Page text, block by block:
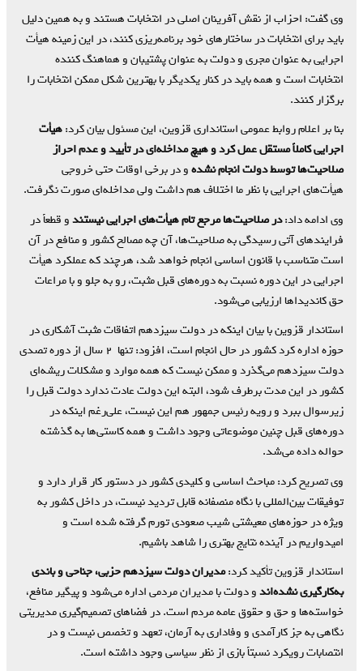
وی گفت: احزاب از نقش آفرینان اصلی در انتخابات هستند و به همین دلیل
باید برای انتخابات در ساختارهای خود برنامه‌ریزی کنند، در این زمینه هیأت
اجرایی به عنوان مجری و دولت به عنوان پشتیبان و هماهنگ کننده
انتخابات است و همه باید در کنار یکدیگر با بهترین شکل ممکن انتخابات را
برگزار کنند.
بنا بر اعلام روابط عمومی استانداری قزوین، این مسئول بیان کرد:هیأت
اجرایی کاملاً مستقل عمل کرد و هیچ مداخله‌ای در تأیید و عدم احراز
صلاحیت‌ها توسط دولت انجام نشدهو در برخی اوقات حتی خروجی
هیأت‌های اجرایی با نظر ما اختلاف هم داشت ولی مداخله‌ای صورت نگرفت.
وی ادامه داد:در صلاحیت‌ها مرجع تام هیأت‌های اجرایی نیستندو قطعاً در
فرایندهای آتی رسیدگی به صلاحیت‌ها، آن چه مصالح کشور و منافع در آن
است متناسب با قانون اساسی انجام خواهد شد، هرچند که عملکرد هیأت
اجرایی در این دوره نسبت به‌ دوره‌های قبل مثبت، رو به جلو و با مراعات
حق کاندیداها ارزیابی می‌شود.
استاندار قزوین با بیان اینکه در دولت سیزدهم اتفاقات مثبت آشکاری در
حوزه اداره کرد کشور در حال انجام است، افزود: تنها ۲ سال از دوره تصدی
دولت سیزدهم می‌گذرد و ممکن نیست که همه موارد و مشکلات ریشه‌ای
کشور در این مدت برطرف شود، البته این دولت عادت ندارد دولت قبل را
زیرسوال ببرد و رویه رئیس جمهور هم این نیست، علی‌رغم اینکه در
دوره‌های قبل چنین موضوعاتی وجود داشت و همه کاستی‌ها به گذشته
حواله داده می‌شد.
وی تصریح کرد: مباحث اساسی و کلیدی کشور در دستور کار قرار دارد و
توفیقات بین‌المللی با نگاه منصفانه قابل تردید نیست، در داخل کشور به
ویژه در حوزه‌های معیشتی شیب صعودی تورم گرفته شده است و
امیدواریم در آینده نتایج بهتری را شاهد باشیم.
استاندار قزوین تأکید کرد:مدیران دولت سیزدهم حزبی، جناحی و باندی
به‌کارگیری نشده‌اندو دولت با مدیران مردمی اداره می‌شود و پیگیر منافع،
خواسته‌ها و حق و حقوق عامه مردم است. در فضاهای تصمیم‌گیری مدیریتی
نگاهی به جز کارآمدی و وفاداری به آرمان، تعهد و تخصص نیست و در
انتصابات رویکرد نسبتاً بازی از نظر سیاسی وجود داشته است.